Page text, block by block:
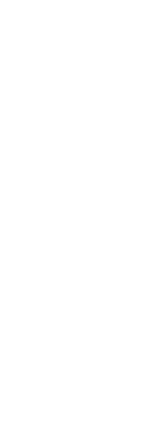
de
cookies propias y de
de tus hábitos de
de aceptar, no